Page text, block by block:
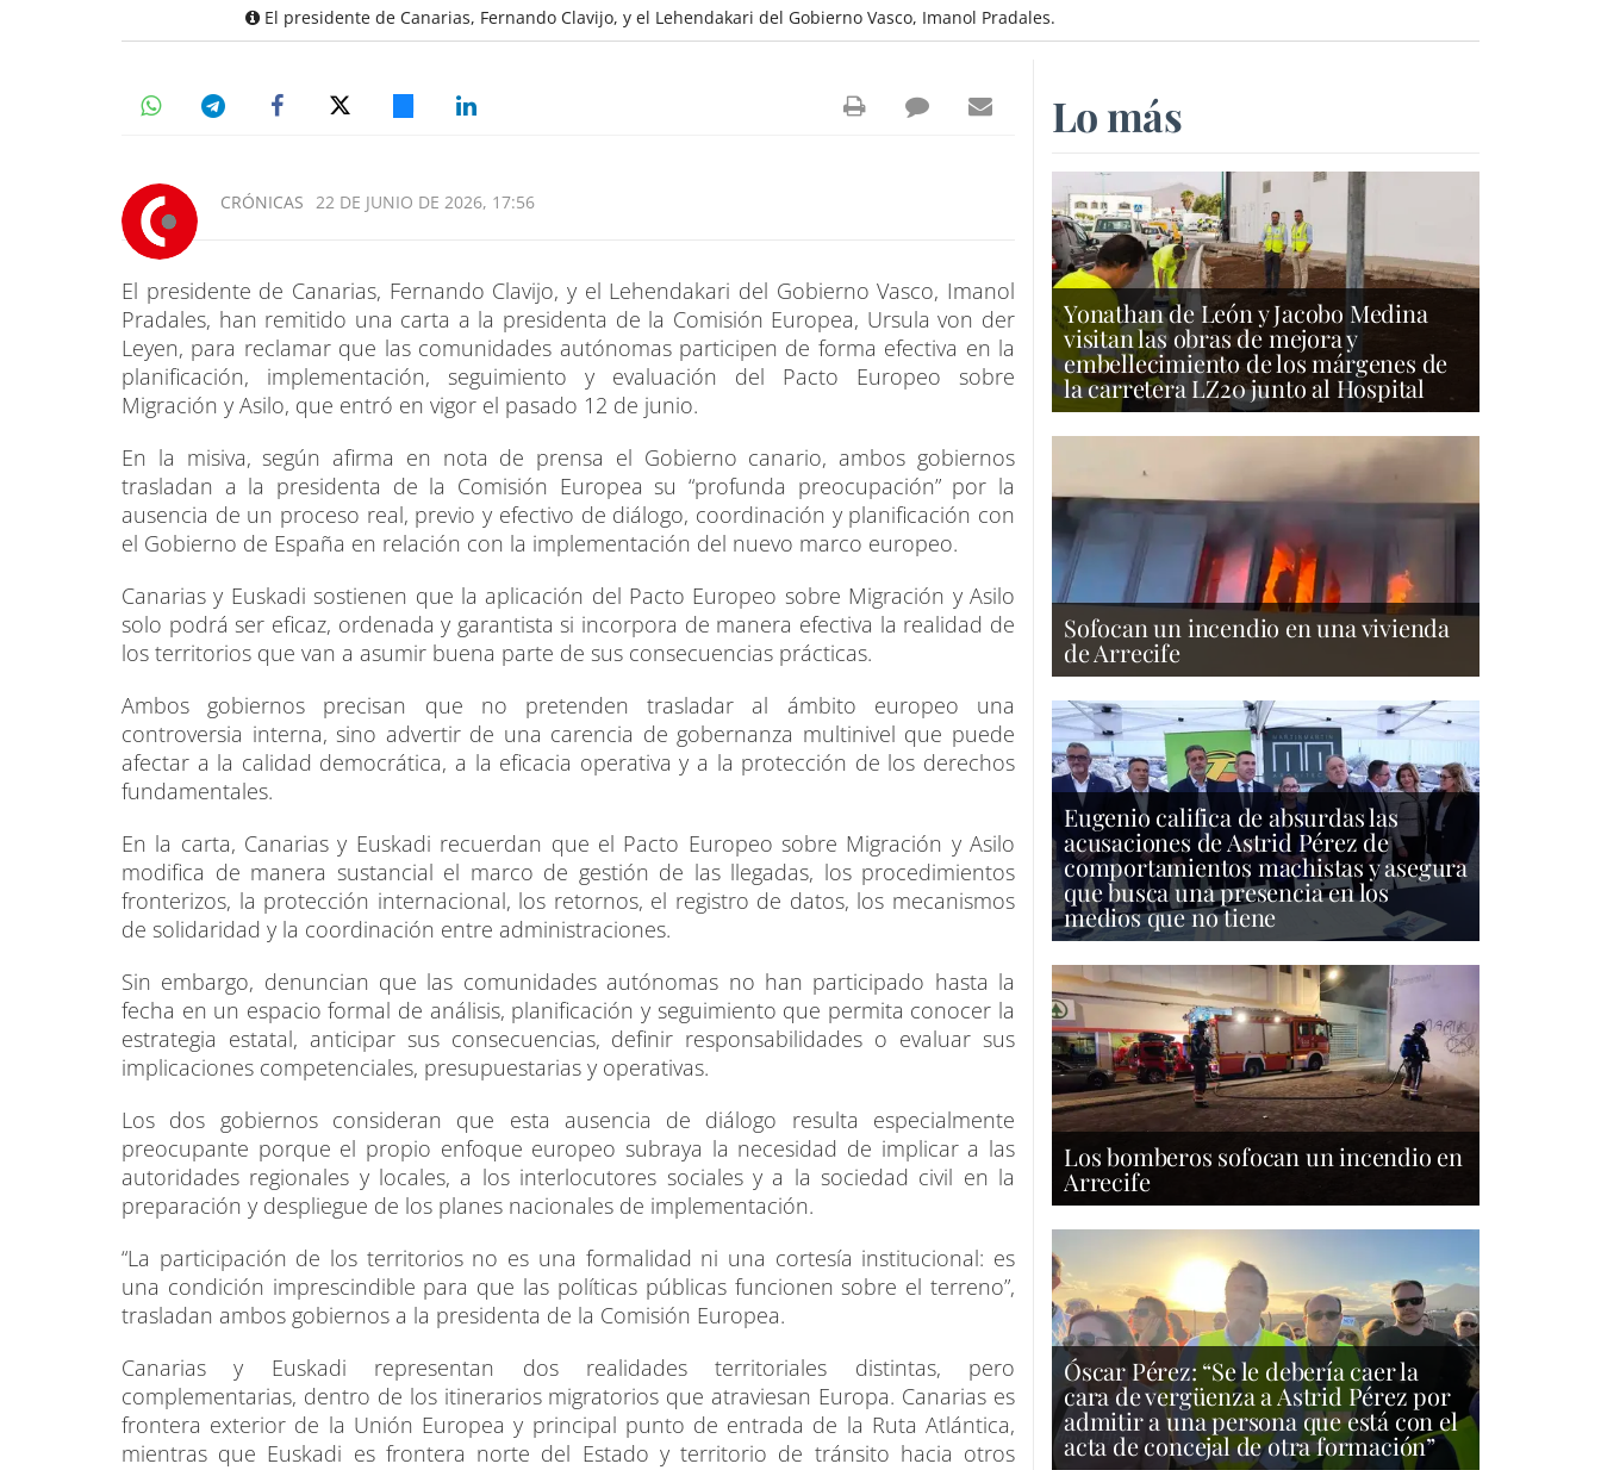
El presidente de Canarias, Fernando Clavijo, y el Lehendakari del Gobierno Vasco, Imanol Pradales.
CRÓNICAS 22 DE JUNIO DE 2026, 17:56
El presidente de Canarias, Fernando Clavijo, y el Lehendakari del Gobierno Vasco, Imanol
Pradales, han remitido una carta a la presidenta de la Comisión Europea, Ursula von der
Leyen, para reclamar que las comunidades autónomas participen de forma efectiva en la
planificación, implementación, seguimiento y evaluación del Pacto Europeo sobre
Migración y Asilo, que entró en vigor el pasado 12 de junio.
En la misiva, según afirma en nota de prensa el Gobierno canario, ambos gobiernos
trasladan a la presidenta de la Comisión Europea su “profunda preocupación” por la
ausencia de un proceso real, previo y efectivo de diálogo, coordinación y planificación con
el Gobierno de España en relación con la implementación del nuevo marco europeo.
Canarias y Euskadi sostienen que la aplicación del Pacto Europeo sobre Migración y Asilo
solo podrá ser eficaz, ordenada y garantista si incorpora de manera efectiva la realidad de
los territorios que van a asumir buena parte de sus consecuencias prácticas.
Ambos gobiernos precisan que no pretenden trasladar al ámbito europeo una
controversia interna, sino advertir de una carencia de gobernanza multinivel que puede
afectar a la calidad democrática, a la eficacia operativa y a la protección de los derechos
fundamentales.
En la carta, Canarias y Euskadi recuerdan que el Pacto Europeo sobre Migración y Asilo
modifica de manera sustancial el marco de gestión de las llegadas, los procedimientos
fronterizos, la protección internacional, los retornos, el registro de datos, los mecanismos
de solidaridad y la coordinación entre administraciones.
Sin embargo, denuncian que las comunidades autónomas no han participado hasta la
fecha en un espacio formal de análisis, planificación y seguimiento que permita conocer la
estrategia estatal, anticipar sus consecuencias, definir responsabilidades o evaluar sus
implicaciones competenciales, presupuestarias y operativas.
Los dos gobiernos consideran que esta ausencia de diálogo resulta especialmente
preocupante porque el propio enfoque europeo subraya la necesidad de implicar a las
autoridades regionales y locales, a los interlocutores sociales y a la sociedad civil en la
preparación y despliegue de los planes nacionales de implementación.
“La participación de los territorios no es una formalidad ni una cortesía institucional: es
una condición imprescindible para que las políticas públicas funcionen sobre el terreno”,
trasladan ambos gobiernos a la presidenta de la Comisión Europea.
Canarias y Euskadi representan dos realidades territoriales distintas, pero
complementarias, dentro de los itinerarios migratorios que atraviesan Europa. Canarias es
frontera exterior de la Unión Europea y principal punto de entrada de la Ruta Atlántica,
mientras que Euskadi es frontera norte del Estado y territorio de tránsito hacia otros
Lo más
Yonathan de León y Jacobo Medina
visitan las obras de mejora y
embellecimiento de los márgenes de
la carretera LZ20 junto al Hospital
Sofocan un incendio en una vivienda
de Arrecife
Eugenio califica de absurdas las
acusaciones de Astrid Pérez de
comportamientos machistas y asegura
que busca una presencia en los
medios que no tiene
Los bomberos sofocan un incendio en
Arrecife
Óscar Pérez: “Se le debería caer la
cara de vergüenza a Astrid Pérez por
admitir a una persona que está con el
acta de concejal de otra formación”